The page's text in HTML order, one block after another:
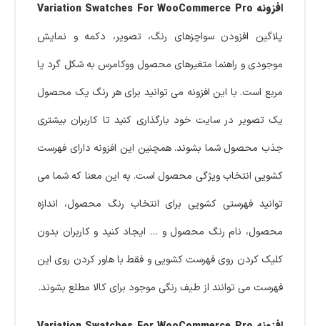
افزونه Variation Swatches For WooCommerce Pro
پلاگین افزودن سواچزهای رنگ، تصویر، دکمه و نمایش
موجودی و راهنما متغیرهای محصول ووکامرس به شکل گرد یا
مربع است. با این افزونه می توانید برای هر رنگ یک محصول
یک تصویر در سایت خود بارگذاری کنید تا کاربران بیشتری
جذب محصول شما بشوند. همچنین این افزونه دارای فهرست
کشویی انتخاب ویژگی محصول است. به این معنا که شما می
توانید فهرستی کشویی برای انتخاب رنگ محصول، اندازه
محصول، نام رنگ محصول و … ایجاد کنید و کاربران بدون
کلیک کردن روی فهرست کشویی و فقط با هاور کردن روی این
فهرست می توانند از طیف رنگی موجود برای کالا مطلع بشوند.